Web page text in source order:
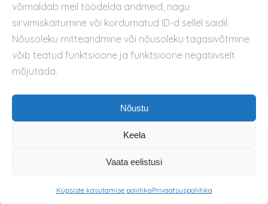
võimaldab meil töödelda andmeid, nagu
sirvimiskäitumine või kordumatud ID-d sellel saidil.
Nõusoleku mitteandmine või nõusoleku tagasivõtmine
võib teatud funktsioone ja funktsioone negatiivselt
mõjutada.
Nõustu
Keela
Vaata eelistusi
Küpsiste kasutamise poliitikaPrivaatsuspoliitika